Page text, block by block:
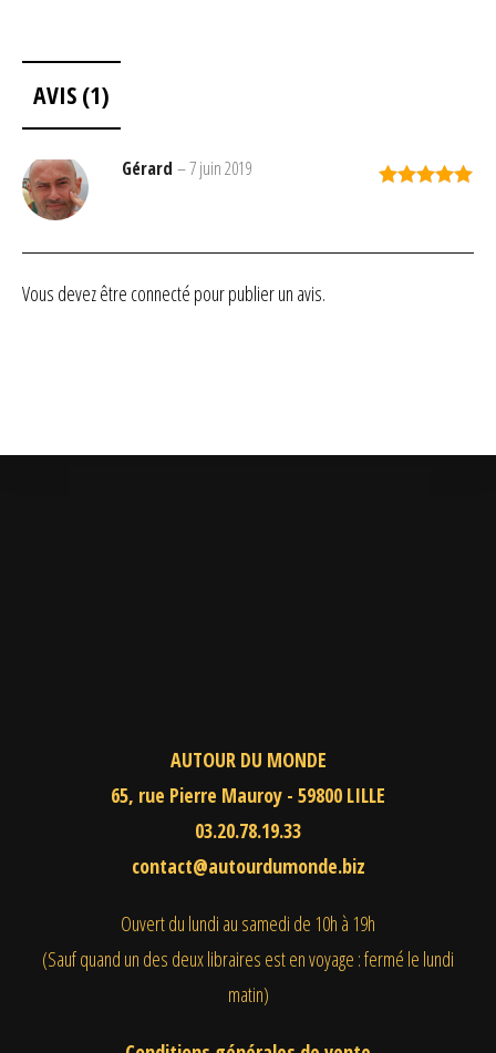
AVIS (1)
Gérard –7 juin 2019
Vous devez être connecté pour publier un avis.
AUTOUR DU MONDE
65, rue Pierre Mauroy - 59800 LILLE
03.20.78.19.33
contact@autourdumonde.biz
Ouvert du lundi au samedi de 10h à 19h
(Sauf quand un des deux libraires est en voyage : fermé le lundi
matin)